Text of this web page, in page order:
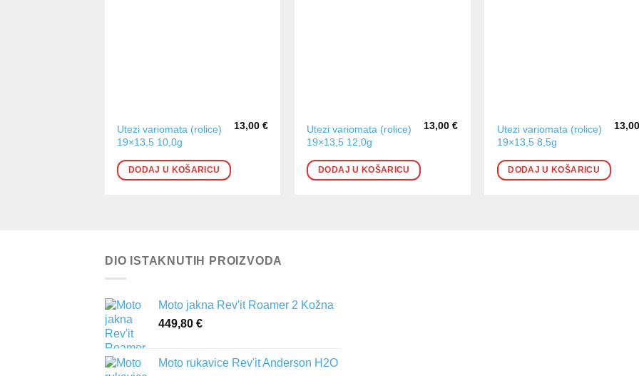
Utezi variomata (rolice)
19×13,5 10,0g
13,00€
DODAJ U KOŠARICU
Utezi variomata (rolice)
19×13,5 12,0g
13,00€
DODAJ U KOŠARICU
Utezi variomata (rolice)
19×13,5 8,5g
DODAJ U KOŠARICU
DIO ISTAKNUTIH PROIZVODA
Moto jakna Rev'it Roamer 2 Kožna
449,80 €
Moto rukavice Rev'it Anderson H2O